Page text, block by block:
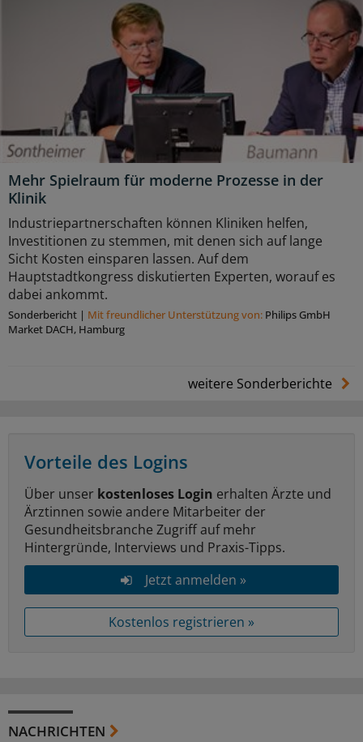
Mehr Spielraum für moderne Prozesse in der
Klinik
Industriepartnerschaften können Kliniken helfen,
Investitionen zu stemmen, mit denen sich auf lange
Sicht Kosten einsparen lassen. Auf dem
Hauptstadtkongress diskutierten Experten, worauf es
dabei ankommt.
Sonderbericht | Mit freundlicher Unterstützung von: Philips GmbH
Market DACH, Hamburg
weitere Sonderberichte
Vorteile des Logins
Über unser kostenloses Login erhalten Ärzte und
Ärztinnen sowie andere Mitarbeiter der
Gesundheitsbranche Zugriff auf mehr
Hintergründe, Interviews und Praxis-Tipps.
Jetzt anmelden »
Kostenlos registrieren »
NACHRICHTEN